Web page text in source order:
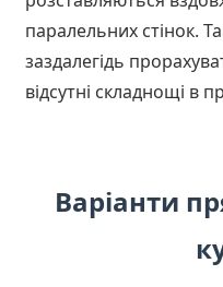
паралельних стінок.
заздалегідь
відсутні складнощі в
Варіанти